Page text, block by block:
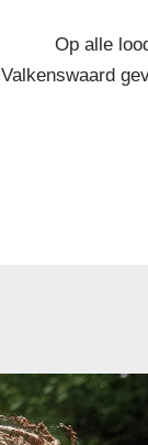
Op alle
Valkenswaard